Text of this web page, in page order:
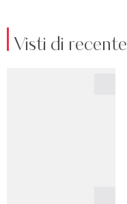
Visti di recente